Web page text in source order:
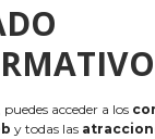
puedes acceder a los
y todas las